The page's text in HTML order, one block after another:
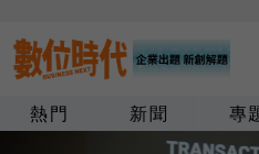
熱門 新聞 專